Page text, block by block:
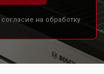
на обработку